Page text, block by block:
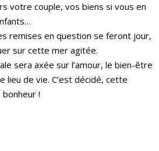
votre couple, vos biens si vous en
remises en question se feront jour,
sur cette mer agitée.
sera axée sur l’amour, le bien-être
lieu de vie. C’est décidé, cette
!